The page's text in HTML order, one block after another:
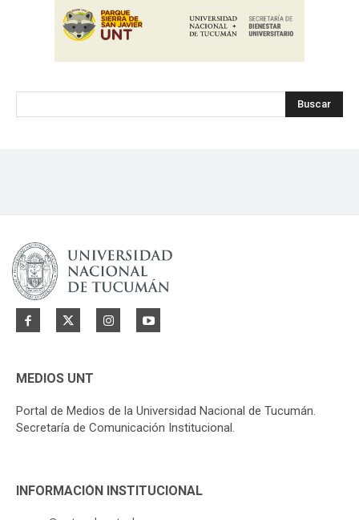
Buscar
MEDIOS UNT
Portal de Medios de la Universidad Nacional de Tucumán.
Secretaría de Comunicación Institucional.
INFORMACIÓN INSTITUCIONAL